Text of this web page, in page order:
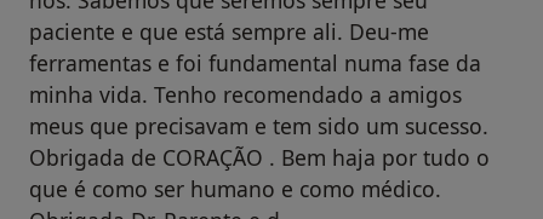
paciente e que está sempre ali. Deu-me
ferramentas e foi fundamental numa fase da
minha vida. Tenho recomendado a amigos
meus que precisavam e tem sido um sucesso.
Obrigada de CORAÇÃO . Bem haja por tudo o
que é como ser humano e como médico.